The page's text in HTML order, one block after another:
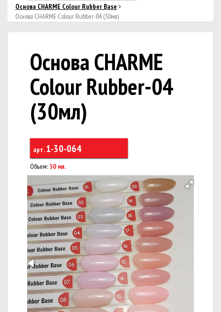
Основа CHARME Colour Rubber Base >
Основа CHARME Colour Rubber-04 (30мл)
Основа CHARME
Colour Rubber-04
(30мл)
арт.1-30-064
Объем: 30 мл.